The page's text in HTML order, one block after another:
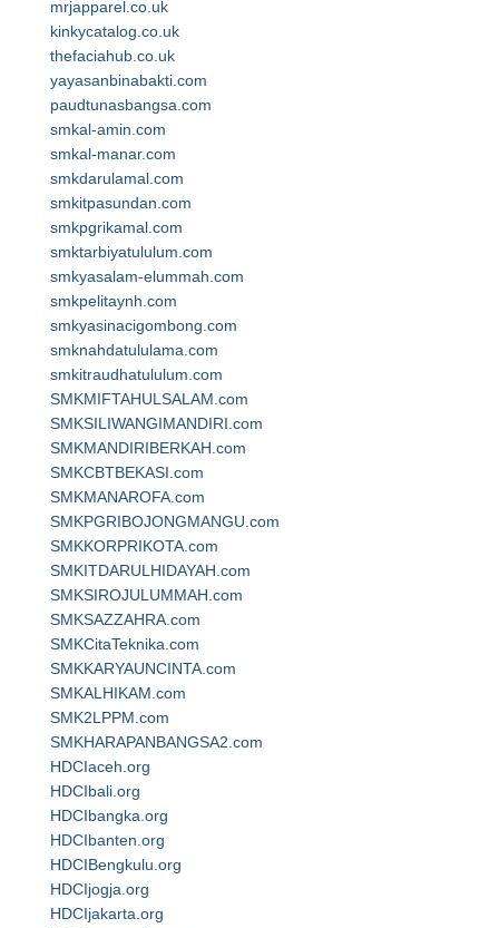
mrjapparel.co.uk
kinkycatalog.co.uk
thefaciahub.co.uk
yayasanbinabakti.com
paudtunasbangsa.com
smkal-amin.com
smkal-manar.com
smkdarulamal.com
smkitpasundan.com
smkpgrikamal.com
smktarbiyatululum.com
smkyasalam-elummah.com
smkpelitaynh.com
smkyasinacigombong.com
smknahdatululama.com
smkitraudhatululum.com
SMKMIFTAHULSALAM.com
SMKSILIWANGIMANDIRI.com
SMKMANDIRIBERKAH.com
SMKCBTBEKASI.com
SMKMANAROFA.com
SMKPGRIBOJONGMANGU.com
SMKKORPRIKOTA.com
SMKITDARULHIDAYAH.com
SMKSIROJULUMMAH.com
SMKSAZZAHRA.com
SMKCitaTeknika.com
SMKKARYAUNCINTA.com
SMKALHIKAM.com
SMK2LPPM.com
SMKHARAPANBANGSA2.com
HDCIaceh.org
HDCIbali.org
HDCIbangka.org
HDCIbanten.org
HDCIBengkulu.org
HDCIjogja.org
HDCIjakarta.org